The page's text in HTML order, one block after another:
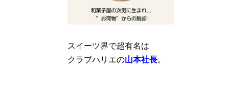
スイーツ界で超有名は
クラブハリエの山本社長。